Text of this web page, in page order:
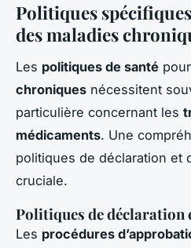
Politiques
des maladies
Les politiques de santé
chroniques nécessitent
particulière concernant les
médicaments. Une
politiques de déclaration et
cruciale.
Politiques de déclaration
Les procédures